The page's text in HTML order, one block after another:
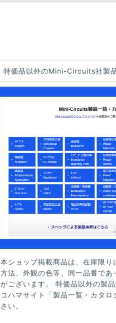
特価品以外のMini-Circuits社製
本ショップ掲載商品は、在庫限り
方法、外観の色等、同一品番であ
がございます。 特価品以外の製
コハマサイト「製品一覧・カタ
さい。